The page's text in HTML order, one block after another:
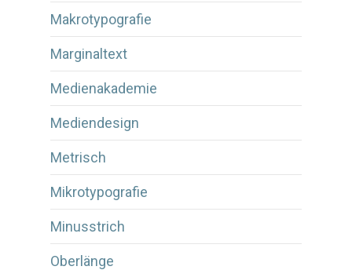
Makrotypografie
Marginaltext
Medienakademie
Mediendesign
Metrisch
Mikrotypografie
Minusstrich
Oberlänge